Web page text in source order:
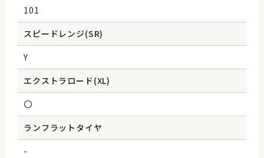
101
スピードレンジ(SR)
Y
エクストラロード(XL)
〇
ランフラットタイヤ
-